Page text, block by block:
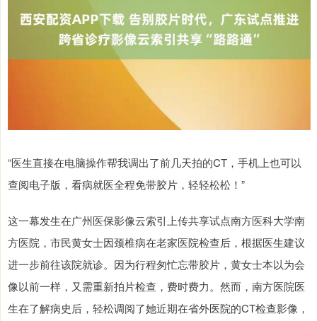
“医生直接在电脑操作帮我调出了前几天拍的CT，手机上也可以
查阅电子版，看病就医全程免带胶片，轻轻松松！”
这一幕发生在广州医保影像云索引上传共享试点南方医科大学南
方医院，市民黄女士因颈椎病在老家医院检查后，根据医生建议
进一步前往该院就诊。因为行程匆忙忘带胶片，黄女士本以为会
像以前一样，又需重新拍片检查，费时费力。然而，南方医院医
生在了解病史后，轻松调阅了她近期在省外医院的CT检查影像，